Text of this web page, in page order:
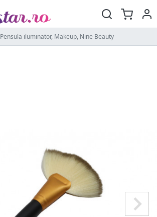
Pensula iluminator, Makeup, Nine Beauty